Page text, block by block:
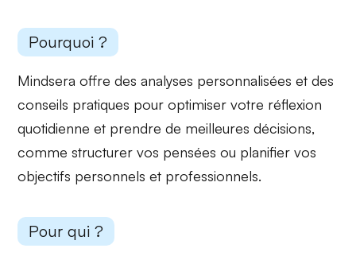
Pourquoi ?
Mindsera offre desanalyses personnalisées et des
conseils pratiques pour optimiser votre réflexion
quotidienne et prendre de meilleures décisions,
comme structurer vos pensées ou planifier vos
objectifs personnels et professionnels.
Pour qui ?